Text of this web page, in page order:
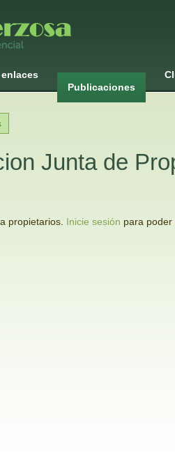
Publicaciones
Junta de
propietarios. Inicie sesión para poder